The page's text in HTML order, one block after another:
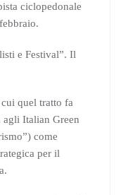
ciclopedonale
e Festival”. Il
quel tratto fa
agli Italian Green
come
per il